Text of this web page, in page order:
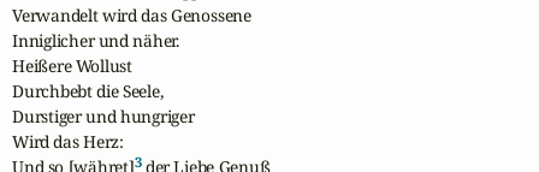
Verwandelt wird das Genossene
Inniglicher und näher.
Heißere Wollust
Durchbebt die Seele,
Durstiger und hungriger
Wird das Herz:
Und so [währet]3 der Liebe Genuß